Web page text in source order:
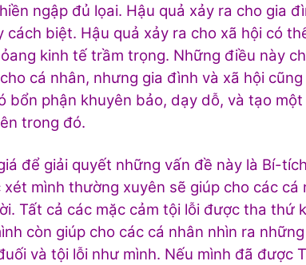
ngập đủ lọai. Hậu quả xảy ra cho gia
biệt. Hậu quả xảy ra cho xã hội có
kinh tế trầm trọng. Những điều này
cá nhân, nhưng gia đình và xã hội cũng
phận khuyên bảo, dạy dỗ, và tạo một
trong đó.
để giải quyết những vấn đề này là Bí-
mình thường xuyên sẽ giúp cho các cá
Tất cả các mặc cảm tội lỗi được tha thứ
còn giúp cho các cá nhân nhìn ra
và tội lỗi như mình. Nếu mình đã được